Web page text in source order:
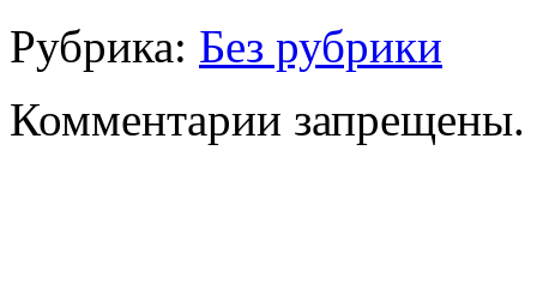
Рубрика: Без рубрики
Комментарии запрещены.